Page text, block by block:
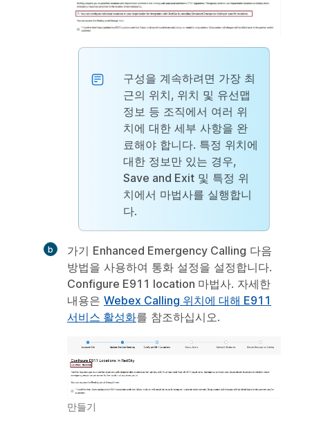
구성을 계속하려면 가장 최
근의 위치, 위치 및 유선맵
정보 등 조직에서 여러 위
치에 대한 세부 사항을 완
료해야 합니다. 특정 위치에
대한 정보만 있는 경우,
Save and Exit 및 특정 위
치에서 마법사를 실행합니
다.
가기 Enhanced Emergency Calling 다음
방법을 사용하여 통화 설정을 설정합니다.
Configure E911 location 마법사. 자세한
내용은 Webex Calling 위치에 대해 E911
서비스 활성화를 참조하십시오.
만들기